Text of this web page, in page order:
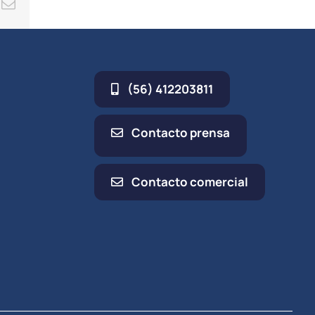
(56) 412203811
Contacto prensa
Contacto comercial